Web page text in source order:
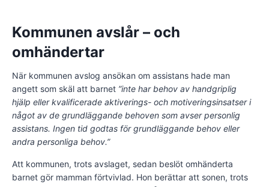
Kommunen avslår – och
omhändertar
När kommunen avslog ansökan om assistans hade man
angett som skäl att barnet ”inte har behov av handgriplig
hjälp eller kvalificerade aktiverings- och motiveringsinsatser i
något av de grundläggande behoven som avser personlig
assistans. Ingen tid godtas för grundläggande behov eller
andra personliga behov.”
Att kommunen, trots avslaget, sedan beslöt omhänderta
barnet gör mamman förtvivlad. Hon berättar att sonen, trots